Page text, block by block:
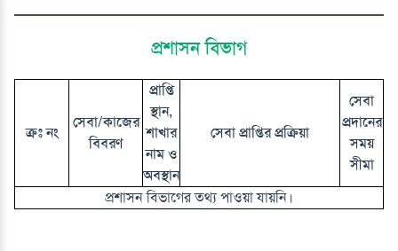
প্রশাসন বিভাগ
ক্রঃ নং
সেবা/কাজের
বিবরণ
প্রাপ্তি
স্থান,
শাখার
নাম ও
অবস্থান
সেবা প্রাপ্তির প্রক্রিয়া
সেবা
প্রদানের
সময়
সীমা
প্রশাসন বিভাগের তথ্য পাওয়া যায়নি।